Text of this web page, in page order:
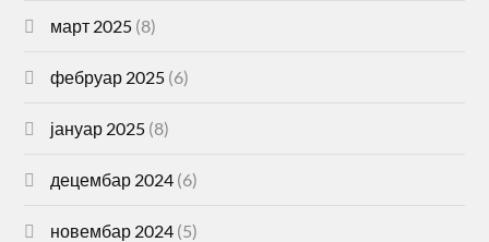
март 2025 (8)
фебруар 2025 (6)
јануар 2025 (8)
децембар 2024 (6)
новембар 2024 (5)